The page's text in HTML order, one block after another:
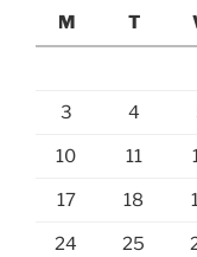
M
T
3 4
10 11
17 18
24 25